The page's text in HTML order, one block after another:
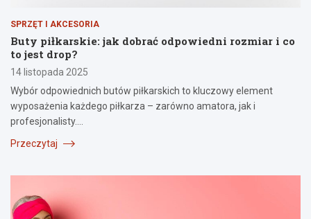
SPRZĘT I AKCESORIA
Buty piłkarskie: jak dobrać odpowiedni rozmiar i co
to jest drop?
14 listopada 2025
Wybór odpowiednich butów piłkarskich to kluczowy element
wyposażenia każdego piłkarza – zarówno amatora, jak i
profesjonalisty.…
Przeczytaj